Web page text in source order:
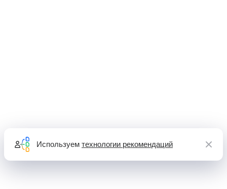
Используем технологии рекомендаций